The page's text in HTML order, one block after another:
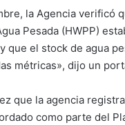
la Agencia verificó
Pesada (HWPP)
que el stock de agua
métricas», dijo un
que la agencia
como parte del